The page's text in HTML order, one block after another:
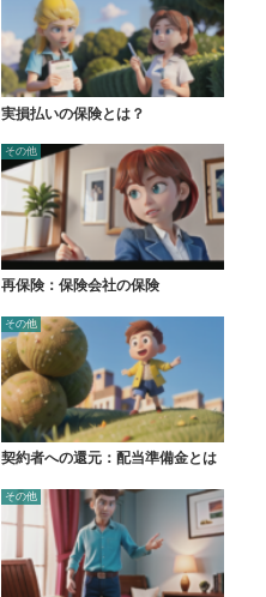
実損払いの保険とは？
その他
再保険：保険会社の保険
その他
契約者への還元：配当準備金とは
その他